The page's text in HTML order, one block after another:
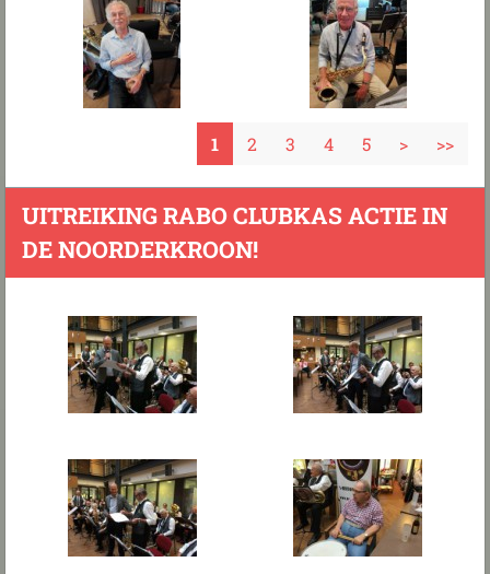
1 2 3 4 5 > >>
UITREIKING RABO CLUBKAS ACTIE IN
DE NOORDERKROON!